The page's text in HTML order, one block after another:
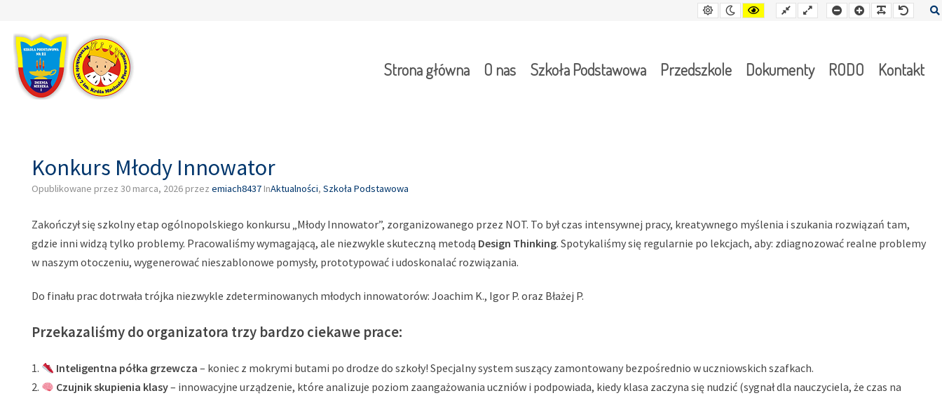
Młody
Innowator
Kontrast
domyślny
Tryb
nocny
Kontrast
żółto-
Stały
układ
Wide
layout
Mniejsza
czcionka
CzcionkaCzcionka
Strona główna O nas Szkoła Podstawowa Przedszkole Dokumenty RODO Kontakt
Konkurs Młody Innowator
Opublikowane przez 30 marca, 2026 przez emiach8437 InAktualności, Szkoła Podstawowa
Zakończył się szkolny etap ogólnopolskiego konkursu „Młody Innowator”, zorganizowanego przez NOT. To był czas intensywnej pracy, kreatywnego myślenia i szukania rozwiązań tam,
gdzie inni widzą tylko problemy. Pracowaliśmy wymagającą, ale niezwykle skuteczną metodą Design Thinking. Spotykaliśmy się regularnie po lekcjach, aby: zdiagnozować realne problemy
w naszym otoczeniu, wygenerować nieszablonowe pomysły, prototypować i udoskonalać rozwiązania.
Do finału prac dotrwała trójka niezwykle zdeterminowanych młodych innowatorów: Joachim K., Igor P. oraz Błażej P.
Przekazaliśmy do organizatora trzy bardzo ciekawe prace:
Inteligentna półka grzewcza – koniec z mokrymi butami po drodze do szkoły! Specjalny system suszący zamontowany bezpośrednio w uczniowskich szafkach.
Czujnik skupienia klasy– innowacyjne urządzenie, które analizuje poziom zaangażowania uczniów i podpowiada, kiedy klasa zaczyna się nudzić (sygnał dla nauczyciela, że czas na